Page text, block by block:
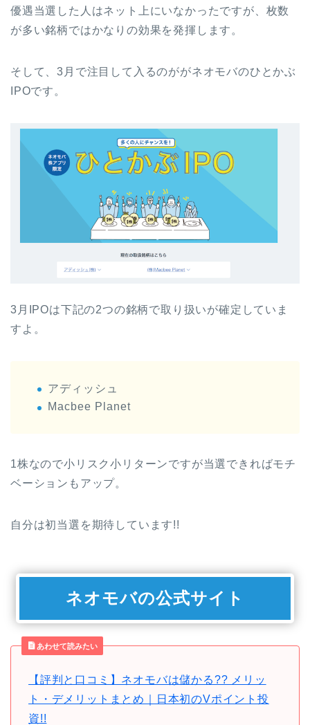
優遇当選した人はネット上にいなかったですが、枚数
が多い銘柄ではかなりの効果を発揮します。
そして、3月で注目して入るのががネオモバのひとかぶ
IPOです。
3月IPOは下記の2つの銘柄で取り扱いが確定していま
すよ。
アディッシュ
Macbee Planet
1株なので小リスク小リターンですが当選できればモチ
ベーションもアップ。
自分は初当選を期待しています!!
ネオモバの公式サイト
あわせて読みたい
【評判と口コミ】ネオモバは儲かる?? メリッ
ト・デメリットまとめ｜日本初のVポイント投
資!!